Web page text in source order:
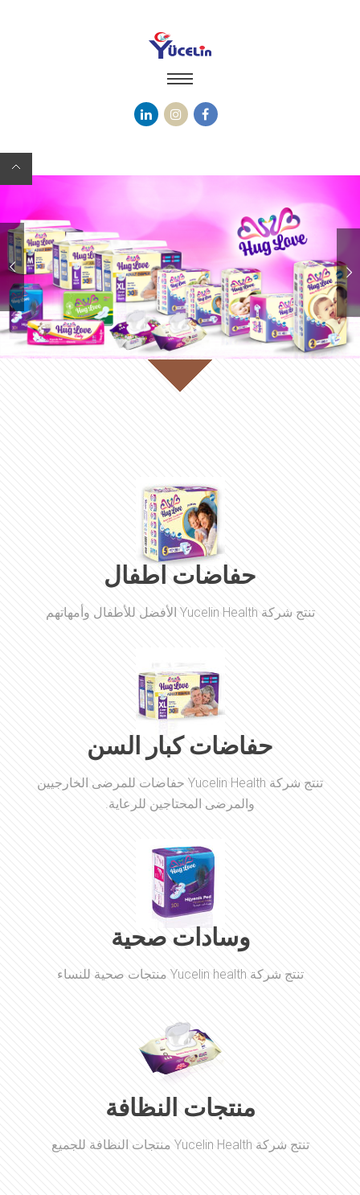
حفاضات اطفال
تنتج شركة Yucelin Health الأفضل للأطفال وأمهاتهم
حفاضات كبار السن
تنتج شركة Yucelin Health حفاضات للمرضى الخارجيين
والمرضى المحتاجين للرعاية.
وسادات صحية
تنتج شركة Yucelin health منتجات صحية للنساء
منتجات النظافة
تنتج شركة Yucelin Health منتجات النظافة للجميع